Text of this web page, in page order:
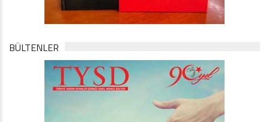
BÜLTENLER